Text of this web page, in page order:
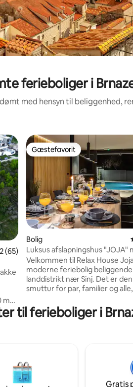
ferieboliger i
med hensyn til beliggenhed,
af 5 i gennemsnitlig bedømmelse,
(65)
m2
Gæstefavorit
Gæstefavorit
Bolig
Luksus afslapningshus "JOJA"
opvarmet pool
Velkommen til Relax House
moderne feriebolig
landdistrikt nær Sinj. Det er
smuttur for par, familier og
med fuldstændig afslapning. Om boligen
Huset har et lyst og rummeligt
slap af ved pejsen, som tilføjer
hyggelig atmosfære.
til ferieboliger i
Gratis